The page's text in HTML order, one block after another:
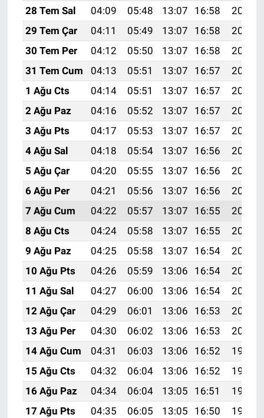
28 Tem Sal
04:09 05:48 13:07 16:58
20:17
29 Tem Çar
04:11 05:49 13:07 16:58
20:16
30 Tem Per
04:12 05:50 13:07 16:58
20:15
31 Tem Cum
04:13 05:51 13:07 16:57
20:14
1 Ağu Cts
04:14 05:51 13:07 16:57
20:13
2 Ağu Paz
04:16 05:52 13:07 16:57
20:12
3 Ağu Pts
04:17 05:53 13:07 16:57
20:11
4 Ağu Sal
04:18 05:54 13:07 16:56
20:10
5 Ağu Çar
04:20 05:55 13:07 16:56
20:09
6 Ağu Per
04:21 05:56 13:07 16:56
20:08
7 Ağu Cum
04:22 05:57 13:07 16:55
20:07
8 Ağu Cts
04:24 05:58 13:07 16:55
20:06
9 Ağu Paz
04:25 05:58 13:07 16:54
20:05
10 Ağu Pts
04:26 05:59 13:06 16:54
20:04
11 Ağu Sal
04:27 06:00 13:06 16:54
20:02
12 Ağu Çar
04:29 06:01 13:06 16:53
20:01
13 Ağu Per
04:30 06:02 13:06 16:53
20:00
14 Ağu Cum
04:31 06:03 13:06 16:52
19:59
15 Ağu Cts
04:32 06:04 13:06 16:52
19:57
16 Ağu Paz
04:34 06:04 13:05 16:51
19:56
17 Ağu Pts
04:35 06:05 13:05 16:50
19:55